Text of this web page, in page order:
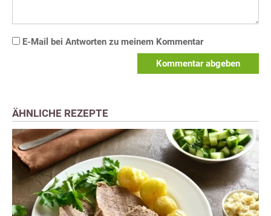
E-Mail bei Antworten zu meinem Kommentar
Kommentar abgeben
ÄHNLICHE REZEPTE